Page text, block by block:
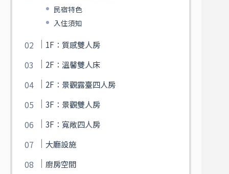
民宿特色
入住須知
1F：質感雙人房
2F：溫馨雙人床
2F：景觀露臺四人房
3F：景觀雙人房
3F：寬敞四人房
大廳設施
廚房空間